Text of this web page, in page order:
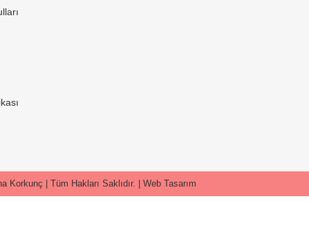
Korkunç | Tüm Hakları Saklıdır. | Web Tasarım